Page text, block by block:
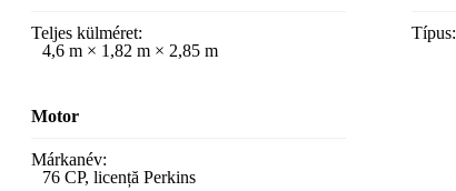
Teljes külméret:
4,6 m × 1,82 m × 2,85 m
Motor
Márkanév:
76 CP, licență Perkins
Típus: